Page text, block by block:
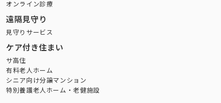
オンライン診療
遠隔見守り
見守りサービス
ケア付き住まい
サ高住
有料老人ホーム
シニア向け分譲マンション
特別養護老人ホーム・老健施設